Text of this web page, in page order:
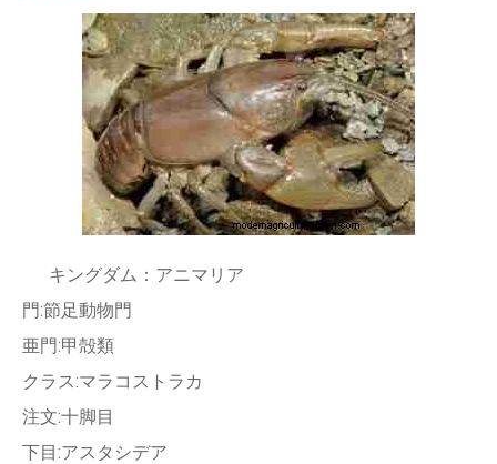
キングダム：アニマリア
門:節足動物門
亜門:甲殻類
クラス:マラコストラカ
注文:十脚目
下目:アスタシデア